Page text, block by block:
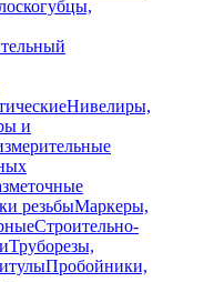
Нивелиры,
и
резьбыМаркеры,
Строительно-
Труборезы,
Пробойники,